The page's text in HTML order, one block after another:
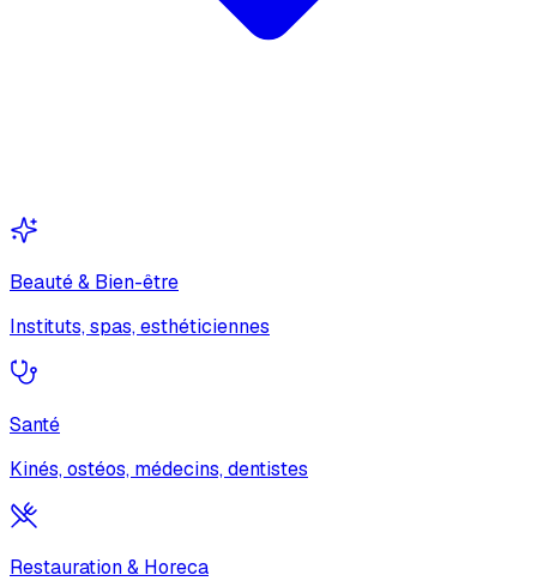
Beauté & Bien-être
Instituts, spas, esthéticiennes
Santé
Kinés, ostéos, médecins, dentistes
Restauration & Horeca